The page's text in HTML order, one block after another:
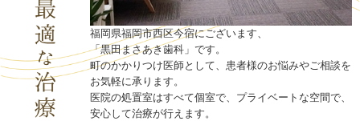
福岡県福岡市西区今宿にございます、
「黒田まさあき歯科」です。
町のかかりつけ医師として、患者様のお悩みやご相談を
お気軽に承ります。
医院の処置室はすべて個室で、プライベートな空間で、
安心して治療が行えます。